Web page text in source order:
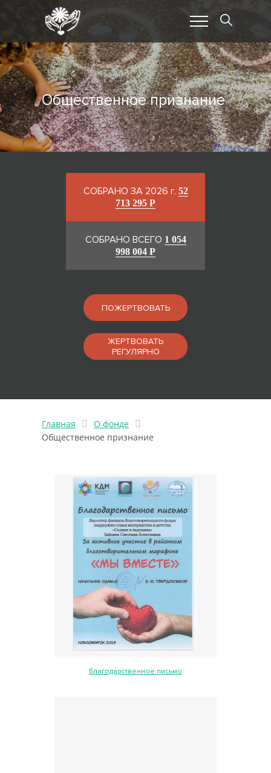
Общественное признание
СОБРАНО ЗА 2026 г. 52
713 295 Р
СОБРАНО ВСЕГО 1 054
998 004 Р
ПОЖЕРТВОВАТЬ
ЖЕРТВОВАТЬ
РЕГУЛЯРНО
Главная
О фонде
Общественное признание
Благодарственное письмо